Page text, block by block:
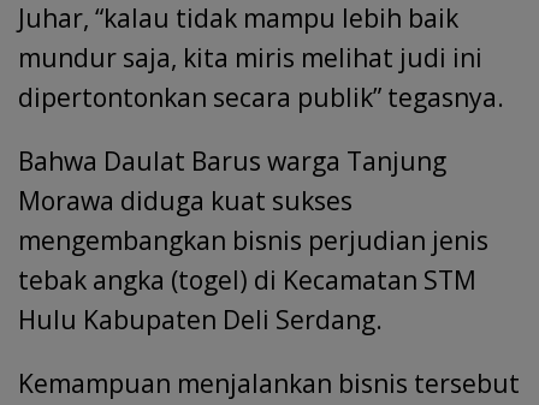
Juhar, “kalau tidak mampu lebih baik
mundur saja, kita miris melihat judi ini
dipertontonkan secara publik” tegasnya.
Bahwa Daulat Barus warga Tanjung
Morawa diduga kuat sukses
mengembangkan bisnis perjudian jenis
tebak angka (togel) di Kecamatan STM
Hulu Kabupaten Deli Serdang.
Kemampuan menjalankan bisnis tersebut